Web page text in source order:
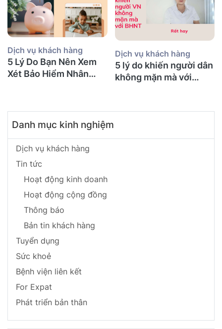
Dịch vụ khách hàng
5 Lý Do Bạn Nên Xem
Xét Bảo Hiểm Nhân
Dịch vụ khách hàng
5 lý do khiến người dân
không mặn mà với
Danh mục kinh nghiệm
Dịch vụ khách hàng
Tin tức
Hoạt động kinh doanh
Hoạt động cộng đồng
Thông báo
Bản tin khách hàng
Tuyển dụng
Sức khoẻ
Bệnh viện liên kết
For Expat
Phát triển bản thân